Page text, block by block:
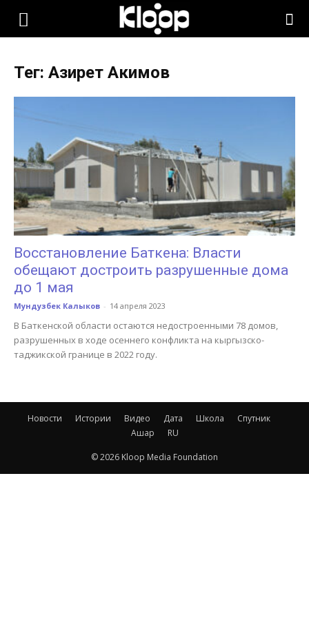
KLOOP.KG
Кыргызстана
Тег: Азирет Акимов
Восстановление Баткена: Власти
обещают достроить разрушенные дома
до 1 мая
Мундузбек Калыков - 14 апреля 2023
В Баткенской области остаются недостроенными 78 домов,
разрушенных в ходе осеннего конфликта на кыргызско-
таджикской границе в 2022 году.
Новости Истории Видео Дата Школа
Спутник
Ашар
RU
© 2026 Kloop Media Foundation